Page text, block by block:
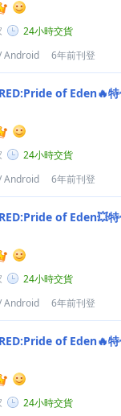
24小時交貨
Android 6年前刊登
of Eden🔥
24小時交貨
Android 6年前刊登
of Eden💥
24小時交貨
Android 6年前刊登
of Eden🔥
24小時交貨